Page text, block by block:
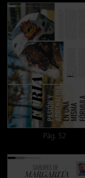
Pág. 52